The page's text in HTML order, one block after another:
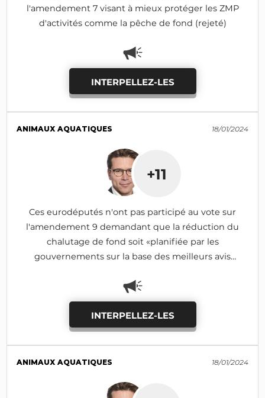
l'amendement 7 visant à mieux protéger les ZMP
d'activités comme la pêche de fond (rejeté)
INTERPELLEZ-LES
ANIMAUX AQUATIQUES 18/01/2024
+11
Ces eurodéputés n'ont pas participé au vote sur
l'amendement 9 demandant que la réduction du
chalutage de fond soit «planifiée par les
gouvernements sur la base des meilleurs avis
INTERPELLEZ-LES
ANIMAUX AQUATIQUES 18/01/2024